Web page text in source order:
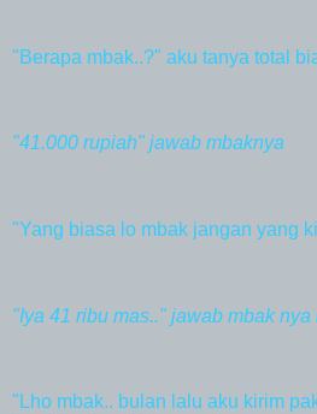
"Berapa mbak..?" aku tanya total
"41.000 rupiah" jawab mbaknya
"Yang biasa lo mbak jangan yang
"Iya 41 ribu mas.." jawab mbak nya
"Lho mbak.. bulan lalu aku kirim